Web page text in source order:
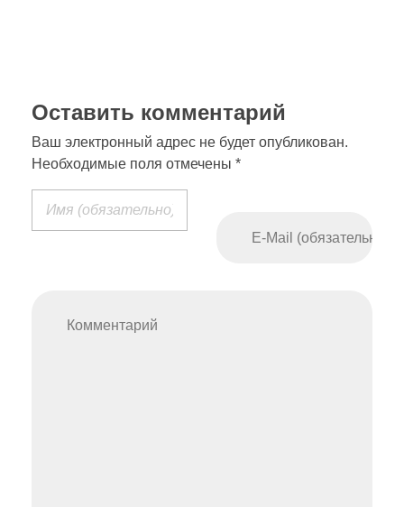
Оставить комментарий
Ваш электронный адрес не будет опубликован.
Необходимые поля отмечены *